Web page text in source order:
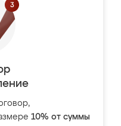
10% от суммы